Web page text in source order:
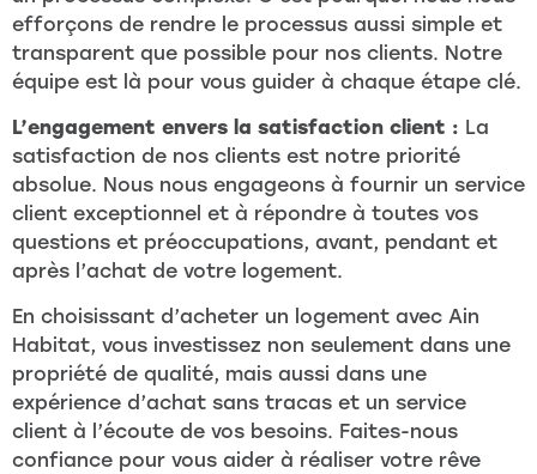
efforçons de rendre le processus aussi simple et
transparent que possible pour nos clients. Notre
équipe est là pour vous guider à chaque étape clé.
L’engagement envers la satisfaction client : La
satisfaction de nos clients est notre priorité
absolue. Nous nous engageons à fournir un service
client exceptionnel et à répondre à toutes vos
questions et préoccupations, avant, pendant et
après l’achat de votre logement.
En choisissant d’acheter un logement avec Ain
Habitat, vous investissez non seulement dans une
propriété de qualité, mais aussi dans une
expérience d’achat sans tracas et un service
client à l’écoute de vos besoins. Faites-nous
confiance pour vous aider à réaliser votre rêve